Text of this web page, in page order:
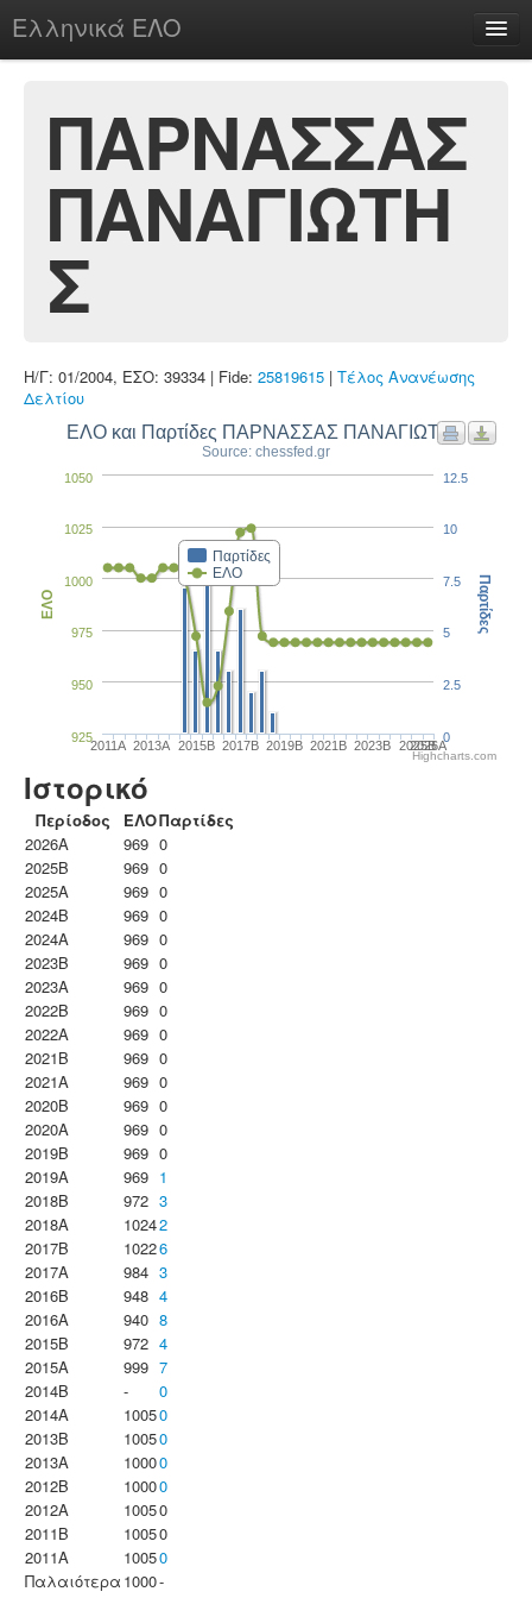
Ελληνικά ΕΛΟ
chesstu.be @ discord
Login
ΠΑΡΝΑΣΣΑΣ
ΠΑΝΑΓΙΩΤΗ
Σ
Η/Γ: 01/2004, ΕΣΟ: 39334 | Fide: 25819615 | Τέλος Ανανέωσης
Δελτίου
ΕΛΟ και Παρτίδες ΠΑΡΝΑΣΣΑΣ ΠΑΝΑΓΙΩΤΗΣ
Source: chessfed.gr
Παρτίδες
ΕΛΟ
2011A 2013A 2015B 2017B 2019B 2021B 2023B 2025B
2026A
925
950
975
1000
1025
1050
ΕΛΟ
0
10
2.5
5
7.5
12.5
Παρτίδες
Highcharts.com
Ιστορικό
Περίοδος ΕΛΟΠαρτίδες
2026A
969 0
2025B
969 0
2025A
969 0
2024B
969 0
2024A
969 0
2023B
969 0
2023Α
969 0
2022B
969 0
2022A
969 0
2021B
969 0
2021A
969 0
2020B
969 0
2020A
969 0
2019B
969 0
2019A
969 1
2018B
972 3
2018A
10242
2017B
10226
2017A
984 3
2016B
948 4
2016A
940 8
2015B
972 4
2015A
999 7
2014B
-
0
2014A
10050
2013B
10050
2013A
10000
2012B
10000
2012A
10050
2011B
10050
2011A
10050
Παλαιότερα 1000-